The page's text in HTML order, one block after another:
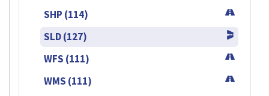
SHP (114)
SLD (127)
WFS (111)
WMS (111)